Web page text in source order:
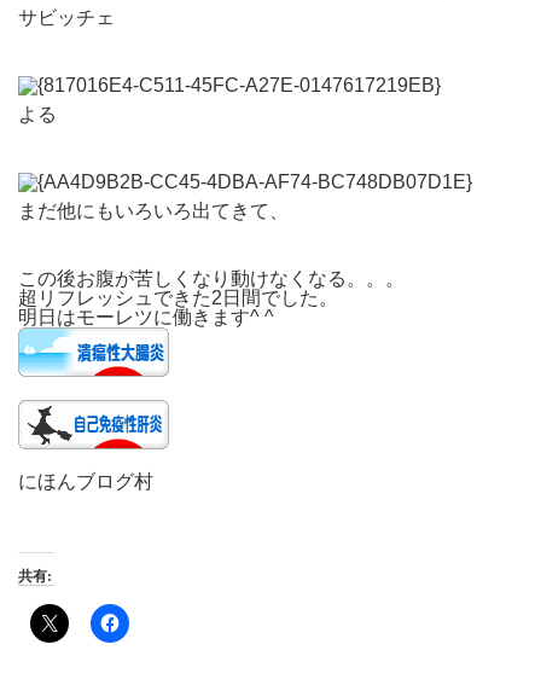
サビッチェ
よる
まだ他にもいろいろ出てきて、
この後お腹が苦しくなり動けなくなる。。。
超リフレッシュできた2日間でした。
明日はモーレツに働きます^ ^
にほんブログ村
共有: